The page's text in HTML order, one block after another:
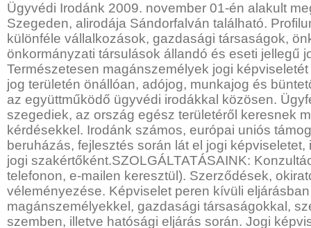
Ügyvédi Irodánk 2009. november 01-én alakult
Szegeden, alirodája Sándorfalván található.
különféle vállalkozások, gazdasági társaságok,
önkormányzati társulások állandó és eseti jellegű
Természetesen magánszemélyek jogi
jog területén önállóan, adójog, munkajog és
az együttműködő ügyvédi irodákkal közösen.
szegediek, az ország egész területéről keresnek
kérdésekkel. Irodánk számos, európai uniós
beruházás, fejlesztés során lát el jogi
jogi szakértőként.SZOLGÁLTATÁSAINK:
telefonon, e-mailen keresztül). Szerződések,
véleményezése. Képviselet peren kívüli eljárásban
magánszemélyekkel, gazdasági társaságokkal,
szemben, illetve hatósági eljárás során. Jogi